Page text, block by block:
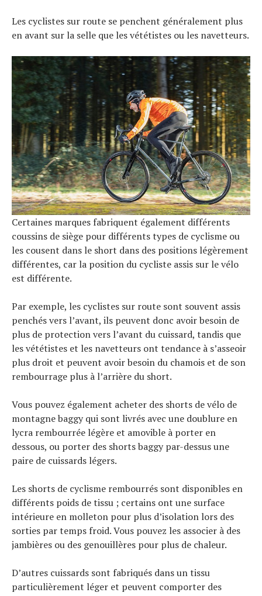
Les cyclistes sur route se penchent généralement plus
en avant sur la selle que les vététistes ou les navetteurs.
Certaines marques fabriquent également différents
coussins de siège pour différents types de cyclisme ou
les cousent dans le short dans des positions légèrement
différentes, car la position du cycliste assis sur le vélo
est différente.
Par exemple, les cyclistes sur route sont souvent assis
penchés vers l’avant, ils peuvent donc avoir besoin de
plus de protection vers l’avant du cuissard, tandis que
les vététistes et les navetteurs ont tendance à s’asseoir
plus droit et peuvent avoir besoin du chamois et de son
rembourrage plus à l’arrière du short.
Vous pouvez également acheter des shorts de vélo de
montagne baggy qui sont livrés avec une doublure en
lycra rembourrée légère et amovible à porter en
dessous, ou porter des shorts baggy par-dessus une
paire de cuissards légers.
Les shorts de cyclisme rembourrés sont disponibles en
différents poids de tissu ; certains ont une surface
intérieure en molleton pour plus d’isolation lors des
sorties par temps froid. Vous pouvez les associer à des
jambières ou des genouillères pour plus de chaleur.
D’autres cuissards sont fabriqués dans un tissu
particulièrement léger et peuvent comporter des